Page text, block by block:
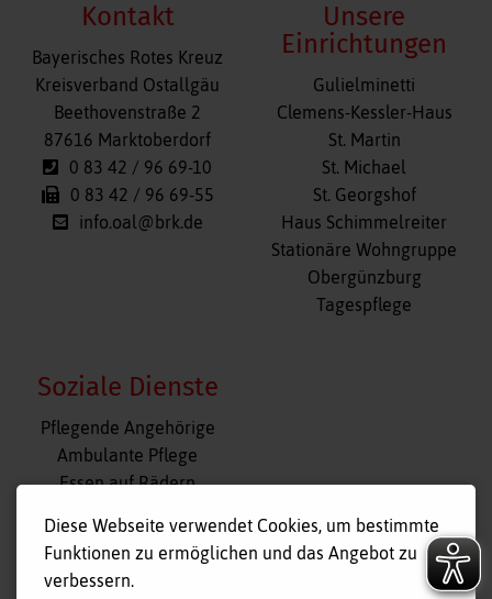
Kontakt
Bayerisches Rotes Kreuz
Kreisverband Ostallgäu
Beethovenstraße 2
87616 Marktoberdorf
0 83 42 / 96 69-10
0 83 42 / 96 69-55
info.oal@brk.de
Unsere
Einrichtungen
Navigation
überspringen
Gulielminetti
Clemens-Kessler-Haus
St. Martin
St. Michael
St. Georgshof
Haus Schimmelreiter
Stationäre Wohngruppe
Obergünzburg
Tagespflege
Soziale Dienste
Navigation
überspringen
Pflegende Angehörige
Ambulante Pflege
Essen auf Rädern
Tagespflege
Hausnotruf
Diese Webseite verwendet Cookies, um bestimmte
Funktionen zu ermöglichen und das Angebot zu
verbessern.